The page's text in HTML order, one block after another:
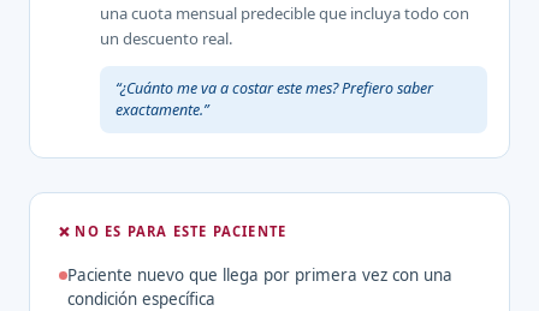
una cuota mensual predecible que incluya todo con
un descuento real.
“¿Cuánto me va a costar este mes? Prefiero saber
exactamente.”
❌ NO ES PARA ESTE PACIENTE
Paciente nuevo que llega por primera vez con una
condición específica